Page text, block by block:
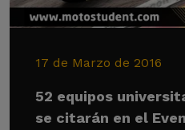
17 de Marzo de 2016
52 equipos
se citarán en el